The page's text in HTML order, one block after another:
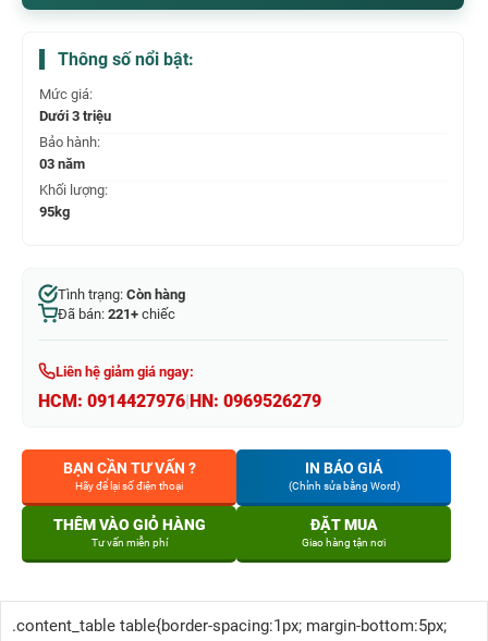
Thông số nổi bật:
Mức giá:
Dưới 3 triệu
Bảo hành:
03 năm
Khối lượng:
95kg
Tình trạng: Còn hàng
Đã bán: 221+ chiếc
Liên hệ giảm giá ngay:
HCM: 0914427976 HN: 0969526279
BẠN CẦN TƯ VẤN ?
Hãy để lại số điện thoại
IN BÁO GIÁ
(Chỉnh sửa bằng Word)
THÊM VÀO GIỎ HÀNG
Tư vấn miễn phí
ĐẶT MUA
Giao hàng tận nơi
.content_table table{border-spacing:1px; margin-bottom:5px;